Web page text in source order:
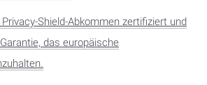
Shield-Abkommen zertifiziert und
das europäische